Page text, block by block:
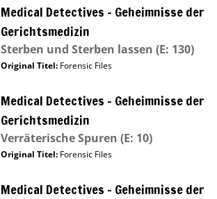
Medical Detectives – Geheimnisse der
Gerichtsmedizin
Sterben und Sterben lassen (E: 130)
Original Titel: Forensic Files
Medical Detectives – Geheimnisse der
Gerichtsmedizin
Verräterische Spuren (E: 10)
Original Titel: Forensic Files
Medical Detectives – Geheimnisse der